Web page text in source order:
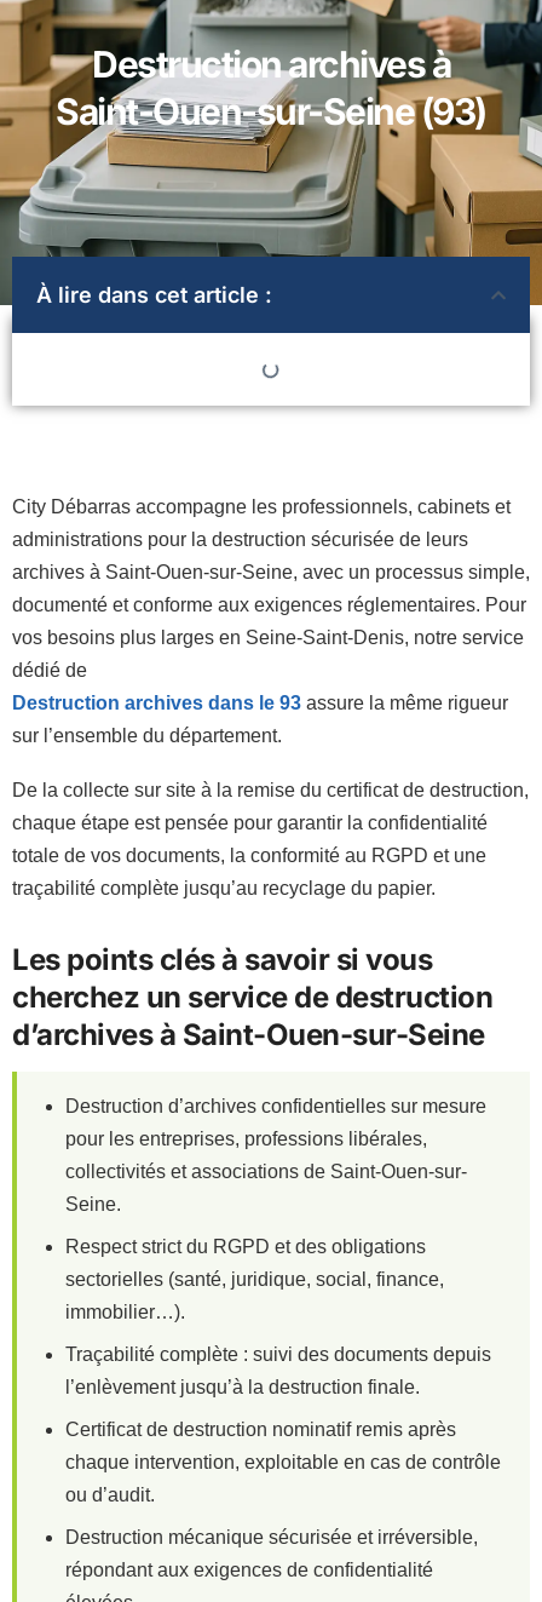
Destruction archives à
Saint-Ouen-sur-Seine (93)
À lire dans cet article :
City Débarras accompagne les professionnels, cabinets et
administrations pour la destruction sécurisée de leurs
archives à Saint-Ouen-sur-Seine, avec un processus simple,
documenté et conforme aux exigences réglementaires. Pour
vos besoins plus larges en Seine-Saint-Denis, notre service
dédié de
Destruction archives dans le 93 assure la même rigueur
sur l’ensemble du département.
De la collecte sur site à la remise du certificat de destruction,
chaque étape est pensée pour garantir la confidentialité
totale de vos documents, la conformité au RGPD et une
traçabilité complète jusqu’au recyclage du papier.
Les points clés à savoir si vous
cherchez un service de destruction
d’archives à Saint-Ouen-sur-Seine
Destruction d’archives confidentielles sur mesure
pour les entreprises, professions libérales,
collectivités et associations de Saint-Ouen-sur-
Seine.
Respect strict du RGPD et des obligations
sectorielles (santé, juridique, social, finance,
immobilier…).
Traçabilité complète : suivi des documents depuis
l’enlèvement jusqu’à la destruction finale.
Certificat de destruction nominatif remis après
chaque intervention, exploitable en cas de contrôle
ou d’audit.
Destruction mécanique sécurisée et irréversible,
répondant aux exigences de confidentialité